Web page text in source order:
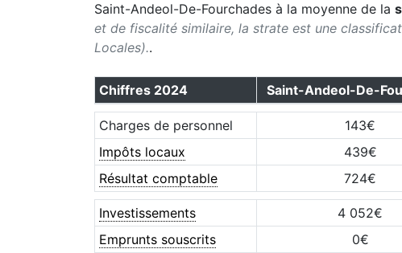
Saint-Andeol-De-Fourchades à la moyenne de la
et de fiscalité similaire, la strate est une
Locales)..
Chiffres 2024 Saint-Andeol-De-
Charges de personnel 143€
Impôts locaux
439€
Résultat comptable
724€
Investissements 4 052€
Emprunts souscrits
0€